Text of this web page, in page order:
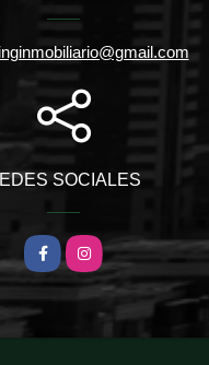
SOCIALES
FacebookInstagram